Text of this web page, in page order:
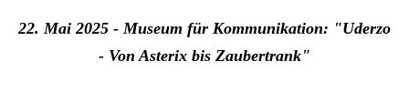
22. Mai 2025 - Museum für Kommunikation: "Uderzo
- Von Asterix bis Zaubertrank"